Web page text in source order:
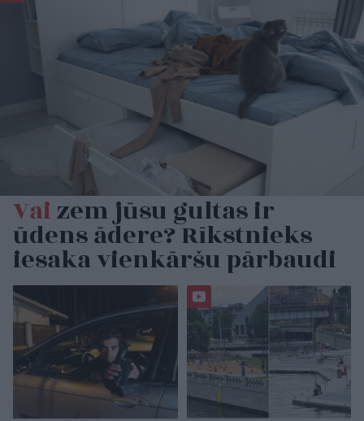
Vaizem jūsu gultas ir
ūdens ādere? Rīkstnieks
iesaka vienkāršu pārbaudi